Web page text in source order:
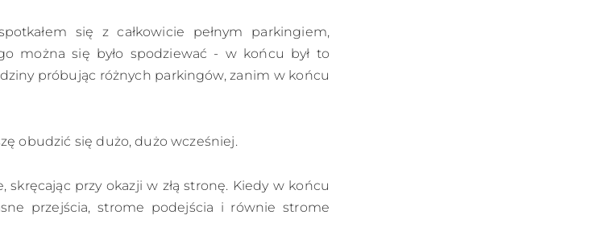
się z całkowicie pełnym parkingiem,
można się było spodziewać - w końcu był to
próbując różnych parkingów, zanim w końcu
obudzić się dużo, dużo wcześniej.
skręcając przy okazji w złą stronę. Kiedy w końcu
przejścia, strome podejścia i równie strome